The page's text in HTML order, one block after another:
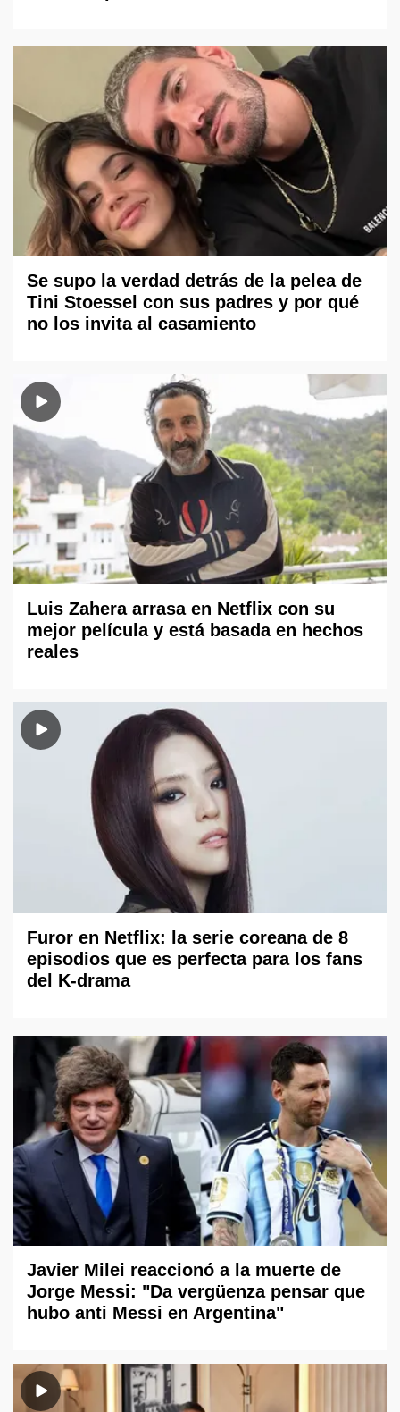
Se supo la verdad detrás de la pelea de
Tini Stoessel con sus padres y por qué
no los invita al casamiento
Luis Zahera arrasa en Netflix con su
mejor película y está basada en hechos
reales
Furor en Netflix: la serie coreana de 8
episodios que es perfecta para los fans
del K-drama
Javier Milei reaccionó a la muerte de
Jorge Messi: "Da vergüenza pensar que
hubo anti Messi en Argentina"